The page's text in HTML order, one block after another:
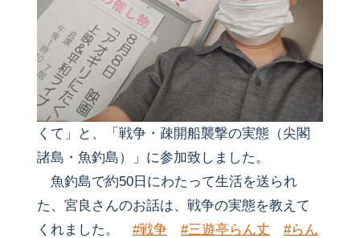
くて」と、「戦争・疎開船襲撃の実態（尖閣
諸島・魚釣島）」に参加致しました。
魚釣島で約50日にわたって生活を送られ
た、宮良さんのお話は、戦争の実態を教えて
くれました。 #戦争 #三遊亭らん丈
#らん